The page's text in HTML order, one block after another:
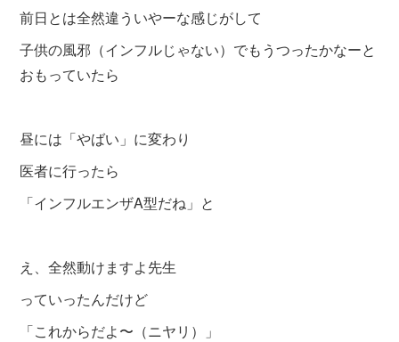
前日とは全然違ういやーな感じがして
子供の風邪（インフルじゃない）でもうつったかなーと
おもっていたら
昼には「やばい」に変わり
医者に行ったら
「インフルエンザA型だね」と
え、全然動けますよ先生
っていったんだけど
「これからだよ〜（ニヤリ）」